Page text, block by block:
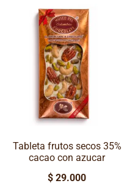
Tableta frutos secos 35%
cacao con azucar
$ 29.000